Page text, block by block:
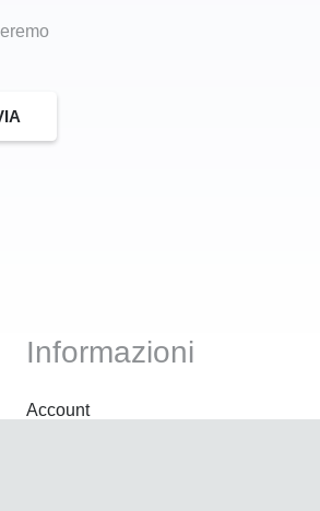
Informazioni
Account